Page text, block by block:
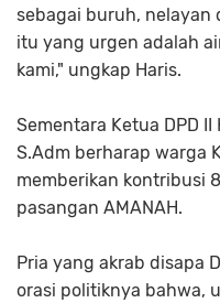
sebagai buruh, nelayan
itu yang urgen adalah
kami," ungkap Haris.
Sementara Ketua DPD
S.Adm berharap warga
memberikan kontribusi
pasangan AMANAH.
Pria yang akrab disapa
orasi politiknya bahwa,